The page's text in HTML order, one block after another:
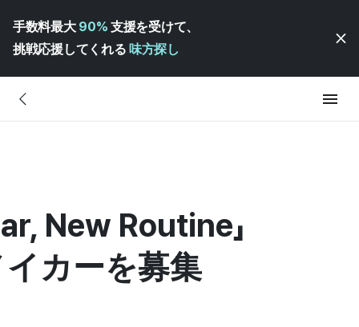
手数料最大 90% 支援を受けて、
挑戦応援してくれる 味方探し
New Routine」
カーを募集